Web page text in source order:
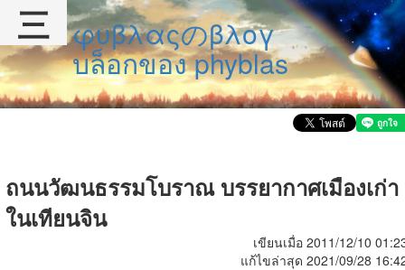
φυβλαςのβλογ
บล็อกของ phyblas
ถนนวัฒนธรรมโบราณ บรรยากาศเมืองเก่า
ในเทียนจิน
เขียนเมื่อ 2011/12/10
แก้ไขล่าสุด 2021/09/28
三